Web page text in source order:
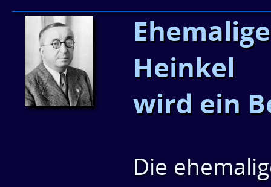
Heinkel
wird ein
Die